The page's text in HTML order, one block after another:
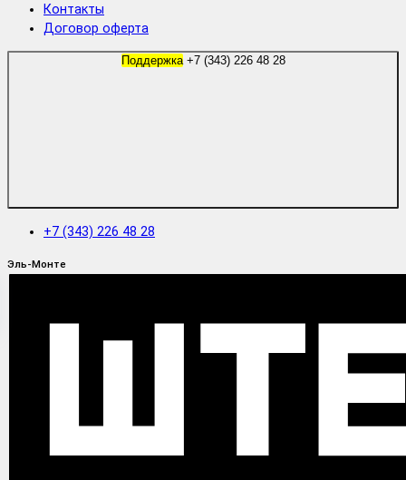
Контакты
Договор оферта
Поддержка +7 (343) 226 48 28
+7 (343) 226 48 28
Эль-Монте